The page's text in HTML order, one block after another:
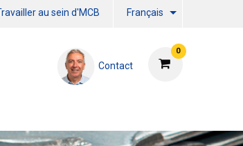
au sein d'MCB Français
0
Contact